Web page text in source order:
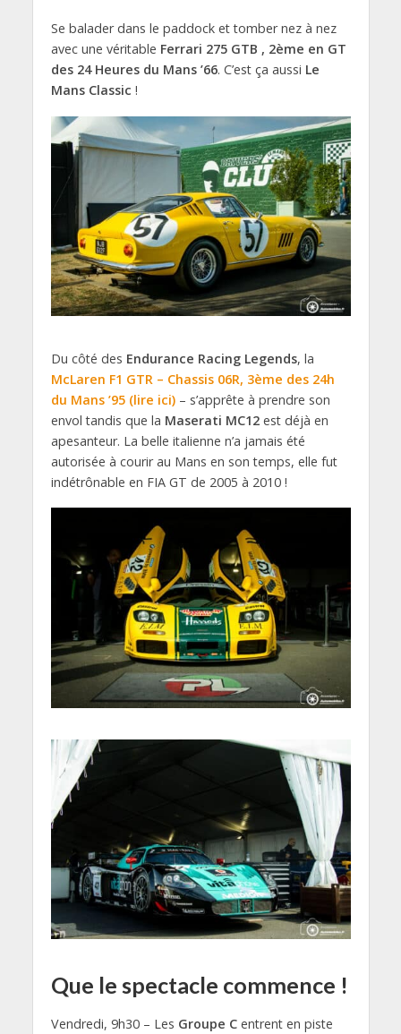
Se balader dans le paddock et tomber nez à nez
avec une véritable Ferrari 275 GTB , 2ème en GT
des 24 Heures du Mans ’66. C’est ça aussi Le
Mans Classic !
Du côté des Endurance Racing Legends, la
McLaren F1 GTR – Chassis 06R, 3ème des 24h
du Mans ’95 (lire ici)– s’apprête à prendre son
envol tandis que la Maserati MC12est déjà en
apesanteur. La belle italienne n’a jamais été
autorisée à courir au Mans en son temps, elle fut
indétrônable en FIA GT de 2005 à 2010 !
Que le spectacle commence !
Vendredi, 9h30 – Les Groupe Centrent en piste